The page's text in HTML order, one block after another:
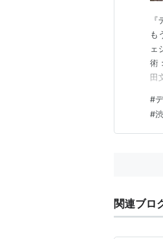
も
ェ
術
田
『
す
#
#
関連ブロ